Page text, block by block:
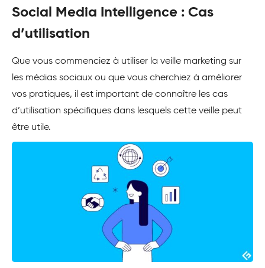
Social Media Intelligence : Cas
d’utilisation
Que vous commenciez à utiliser la veille marketing sur
les médias sociaux ou que vous cherchiez à améliorer
vos pratiques, il est important de connaître les cas
d’utilisation spécifiques dans lesquels cette veille peut
être utile.